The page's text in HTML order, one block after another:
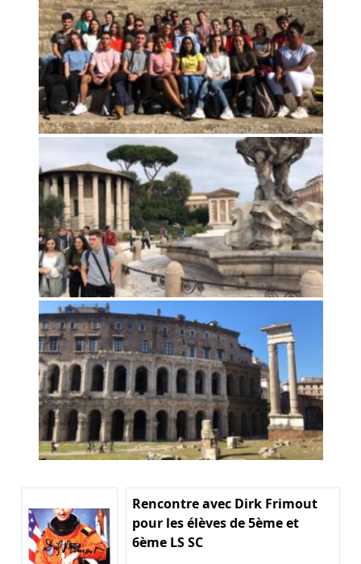
Rencontre avec Dirk Frimout
pour les élèves de 5ème et
6ème LS SC